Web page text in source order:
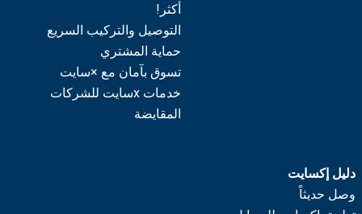
أكثر!
التوصيل والتركيب السريع
حماية المشتري
تسوق بآمان مع ×سايت
خدمات xسايت للشركات
المقايضة
دليل إكسايت
وصل حديثاً